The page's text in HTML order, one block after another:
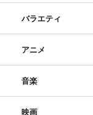
バラエティ
アニメ
音楽
映画